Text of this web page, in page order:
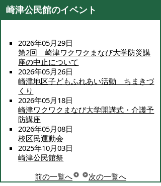
崎津公民館のイベント
2026年05月29日
第2回 崎津ワクワクまなび大学防災講
座の中止について
2026年05月26日
崎津地区子どもふれあい活動 ちまきづ
くり
2026年05月18日
崎津ワクワクまなび大学開講式・介護予
防講座
2026年05月08日
校区民運動会
2025年10月03日
崎津公民館祭
前の一覧へ
次の一覧へ